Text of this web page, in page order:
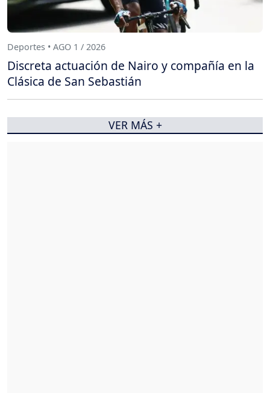
Deportes • AGO 1 / 2026
Discreta actuación de Nairo y compañía en la
Clásica de San Sebastián
VER MÁS +